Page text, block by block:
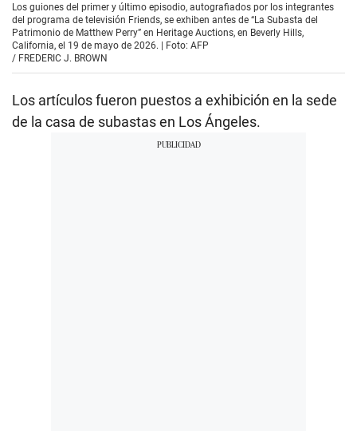
Los guiones del primer y último episodio, autografiados por los integrantes
del programa de televisión Friends, se exhiben antes de “La Subasta del
Patrimonio de Matthew Perry” en Heritage Auctions, en Beverly Hills,
California, el 19 de mayo de 2026. | Foto: AFP
/ FREDERIC J. BROWN
Los artículos fueron puestos a exhibición en la sede
de la casa de subastas en Los Ángeles.